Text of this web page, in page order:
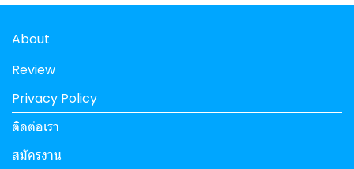
About
Review
Privacy Policy
ติดต่อเรา
สมัครงาน